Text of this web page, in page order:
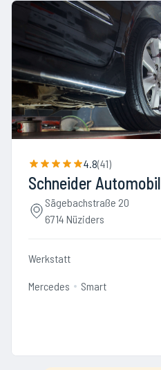
4.8(41)
Schneider Automobil
Sägebachstraße 20
6714 Nüziders
Werkstatt
Mercedes Smart